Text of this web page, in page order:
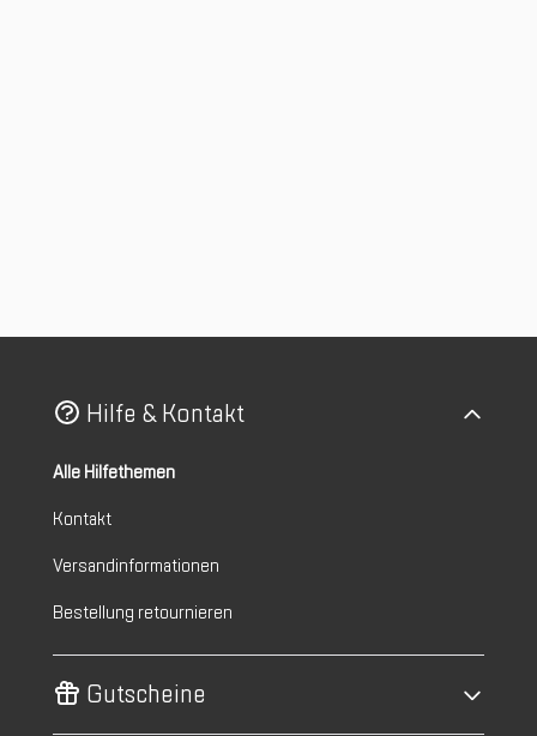
Hilfe & Kontakt
Alle Hilfethemen
Kontakt
Versandinformationen
Bestellung retournieren
Gutscheine